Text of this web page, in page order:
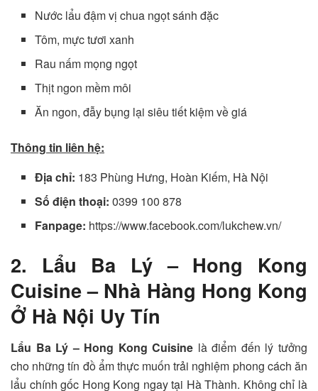
Nước lẩu đậm vị chua ngọt sánh đặc
Tôm, mực tươi xanh
Rau nấm mọng ngọt
Thịt ngon mềm môi
Ăn ngon, đẫy bụng lại siêu tiết kiệm về giá
Thông tin liên hệ:
Địa chỉ: 183 Phùng Hưng, Hoàn Kiếm, Hà Nội
Số điện thoại:0399 100 878
Fanpage: https://www.facebook.com/lukchew.vn/
2. Lẩu Ba Lý – Hong Kong
Cuisine – Nhà Hàng Hong Kong
Ở Hà Nội Uy Tín
Lẩu Ba Lý – Hong Kong Cuisine là điểm đến lý tưởng
cho những tín đồ ẩm thực muốn trải nghiệm phong cách ăn
lẩu chính gốc Hong Kong ngay tại Hà Thành. Không chỉ là